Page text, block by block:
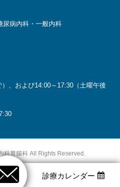
診療カレンダー
尿病内科・一般内科
、および14:00～17:30（土曜午後
胃腸科 All Rights Reserved.
ビス「HPoneビルダー」